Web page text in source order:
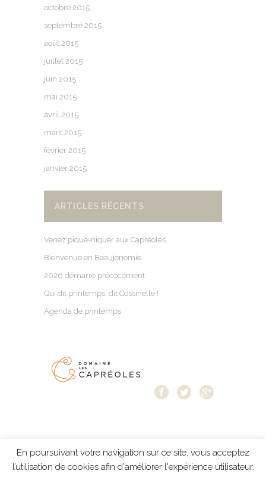
octobre 2015
septembre 2015
août 2015
juillet 2015
juin 2015
mai 2015
avril 2015
mars 2015
février 2015
janvier 2015
ARTICLES RÉCENTS
Venez pique-niquer aux Capréoles
Bienvenue en Beaujonomie
2026 démarre précocément
Qui dit printemps, dit Cossinelle !
Agenda de printemps
création Résonance Communication
En poursuivant votre navigation sur ce site, vous acceptez
l’utilisation de cookies afin d'améliorer l'expérience utilisateur.